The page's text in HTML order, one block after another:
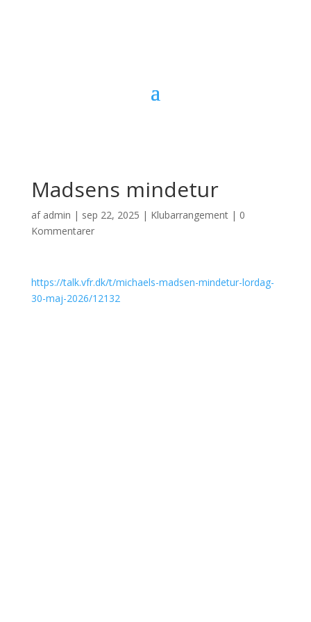
Madsens mindetur
af admin | sep 22, 2025 | Klubarrangement| 0
Kommentarer
https://talk.vfr.dk/t/michaels-madsen-mindetur-lordag-
30-maj-2026/12132